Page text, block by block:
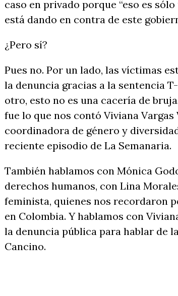
caso en privado porque “eso es
está dando en contra de este
¿Pero sí?
Pues no. Por un lado, las víctimas
la denuncia gracias a la sentencia
otro, esto no es una cacería de
fue lo que nos contó Viviana
coordinadora de género y
reciente episodio de La Semanaria.
También hablamos con Mónica
derechos humanos, con Lina
feminista, quienes nos recordaron
en Colombia. Y hablamos con
la denuncia pública para hablar de
Cancino.